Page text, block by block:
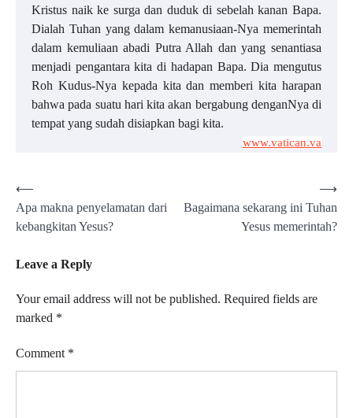
Kristus naik ke surga dan duduk di sebelah kanan Bapa.
Dialah Tuhan yang dalam kemanusiaan-Nya memerintah
dalam kemuliaan abadi Putra Allah dan yang senantiasa
menjadi pengantara kita di hadapan Bapa. Dia mengutus
Roh Kudus-Nya kepada kita dan memberi kita harapan
bahwa pada suatu hari kita akan bergabung denganNya di
tempat yang sudah disiapkan bagi kita.
www.vatican.va
Post
navigation
⟵
Apa makna penyelamatan dari
kebangkitan Yesus?
Bagaimana sekarang ini Tuhan
Yesus memerintah?
⟶
Leave a Reply
Your email address will not be published. Required fields are
marked *
Comment *